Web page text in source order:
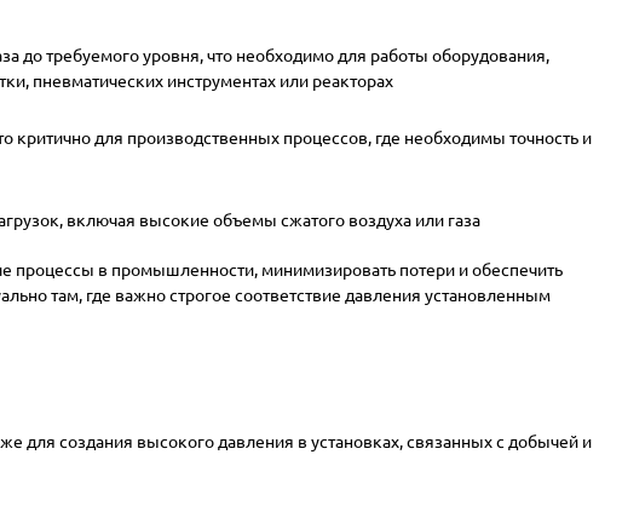
до требуемого уровня, что необходимо для работы оборудования,
пневматических инструментах или реакторах
критично для производственных процессов, где необходимы точность и
включая высокие объемы сжатого воздуха или газа
процессы в промышленности, минимизировать потери и обеспечить
там, где важно строгое соответствие давления установленным
для создания высокого давления в установках, связанных с добычей и